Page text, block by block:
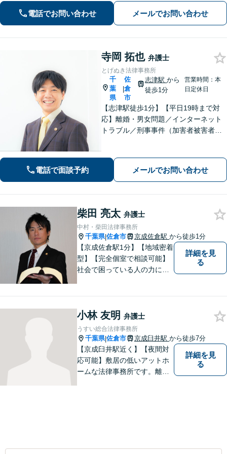
たい！」が私の信条。【京成臼井駅か
ら徒歩8分】【専用駐車場】
電話でお問い合わせ メールでお問い合わせ
寺岡 拓也 弁護士
とげぬき法律事務所
千
葉
県
|
佐
倉
市
志津駅から
徒歩1分
営業時間：本
日定休日
【志津駅徒歩1分】【平日19時まで対
応】離婚・男女問題／インターネット
トラブル／刑事事件（加害者被害者含
ご相談ください【zoom面談可】【全国
相談対応】
電話で面談予約 メールでお問い合わせ
柴田 亮太 弁護士
中村・柴田法律事務所
千葉県|佐倉市 京成佐倉駅 から徒歩1分
【京成佐倉駅1分】【地域密着
型】【完全個室で相談可能】
社会で困っている人の力にな
相続、離婚・男女問題、交通
事故の案件を広く受け付けて
います。 ぜひご相談くださ
い。
詳細を見
る
小林 友明 弁護士
うすい総合法律事務所
千葉県|佐倉市 京成臼井駅 から徒歩7分
【京成臼井駅近く】【夜間対
応可能】敷居の低いアットホ
ームな法律事務所です。離婚
う尽力します。
詳細を見
る